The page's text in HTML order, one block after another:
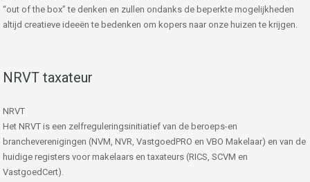
“out of the box” te denken en zullen ondanks de beperkte mogelijkheden
altijd creatieve ideeën te bedenken om kopers naar onze huizen te krijgen.
NRVT taxateur
NRVT
Het NRVT is een zelfreguleringsinitiatief van de beroeps-en
brancheverenigingen (NVM, NVR, VastgoedPRO en VBO Makelaar) en van de
huidige registers voor makelaars en taxateurs (RICS, SCVM en
VastgoedCert).